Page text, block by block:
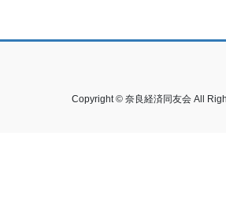
Copyright © 奈良経済同友会 All